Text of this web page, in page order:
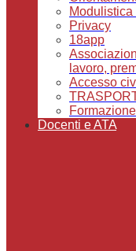
Privacy
18app
lavoro,
Accesso
Docenti e ATA